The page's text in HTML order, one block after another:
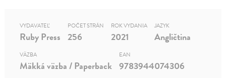
VYDAVATEĽ
Ruby Press
POČET STRÁN
256
ROK VYDANIA
2021
JAZYK
Angličtina
VÄZBA
Mäkká väzba / Paperback
EAN
9783944074306